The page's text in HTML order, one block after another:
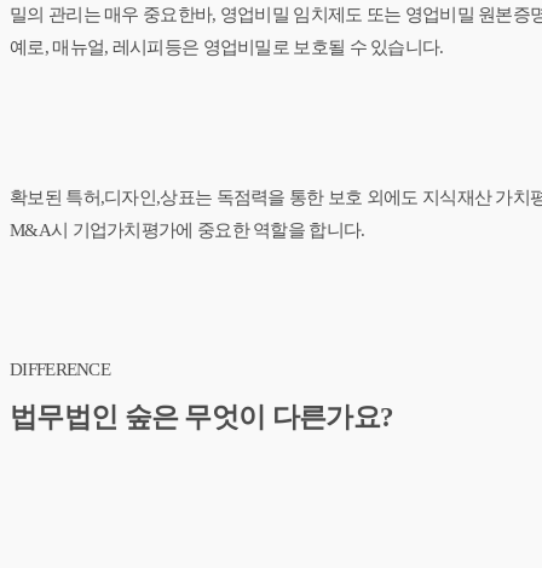
밀의 관리는 매우 중요한바, 영업비밀 임치제도 또는 영업비밀 원본
예로, 매뉴얼, 레시피등은 영업비밀로 보호될 수 있습니다.
확보된 특허,디자인,상표는 독점력을 통한 보호 외에도 지식재산 가
M&A시 기업가치평가에 중요한 역할을 합니다.
DIFFERENCE
법무법인 숲은 무엇이 다른가요?